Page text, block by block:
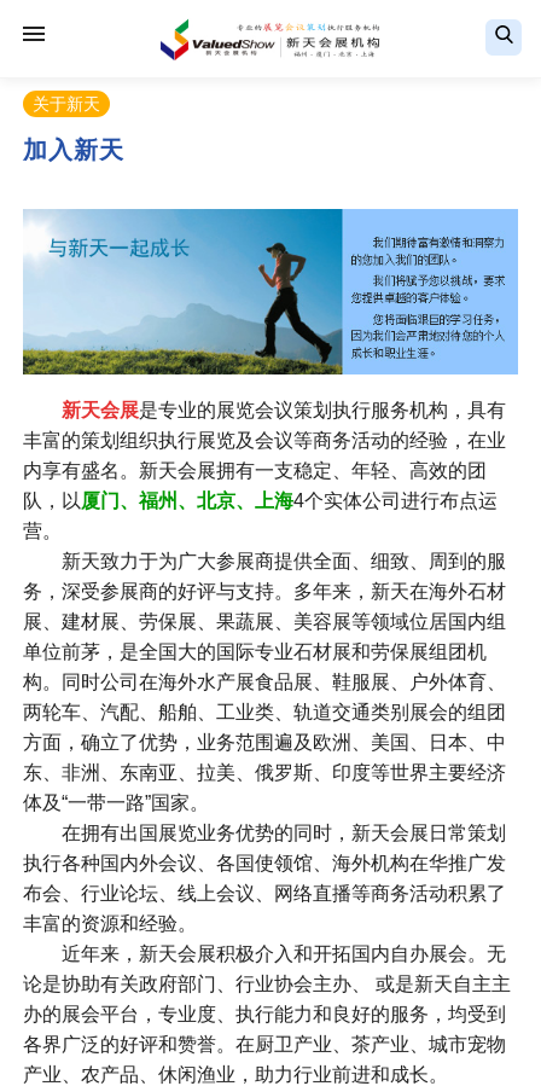
关于新天
加入新天
新天会展是专业的展览会议策划执行服务机构，具有
丰富的策划组织执行展览及会议等商务活动的经验，在业
内享有盛名。新天会展拥有一支稳定、年轻、高效的团
队，以 厦门、福州、 北京、上海4个实体公司进行布点运
营。
新天致力于为广大参展商提供全面、细致、周到的服
务，深受参展商的好评与支持。多年来，新天在海外石材
展、建材展、劳保展、果蔬展、美容展等领域位居国内组
单位前茅，是全国大的国际专业石材展和劳保展组团机
构。同时公司在海外水产展食品展、鞋服展、户外体育、
两轮车、汽配、船舶、工业类、轨道交通类别展会的组团
方面，确立了优势，业务范围遍及欧洲、美国、日本、中
东、非洲、东南亚、拉美、俄罗斯、印度等世界主要经济
体及“一带一路”国家。
在拥有出国展览业务优势的同时，新天会展日常策划
执行各种国内外会议、各国使领馆、海外机构在华推广发
布会、行业论坛、线上会议、网络直播等商务活动积累了
丰富的资源和经验。
近年来，新天会展积极介入和开拓国内自办展会。无
论是协助有关政府部门、行业协会主办、 或是新天自主主
办的展会平台，专业度、执行能力和良好的服务，均受到
各界广泛的好评和赞誉。在厨卫产业、茶产业、城市宠物
产业、农产品、休闲渔业，助力行业前进和成长。